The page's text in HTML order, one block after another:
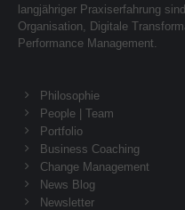
Have any
Drop us a line
info@yourdomain.com
About us
Lorem ipsum dolor sit
langjähriger Praxiserfahrung
Organisation, Digitale
Performance Management.
Philosophie
People | Team
Portfolio
Business Coaching
Change Management
News Blog
Newsletter